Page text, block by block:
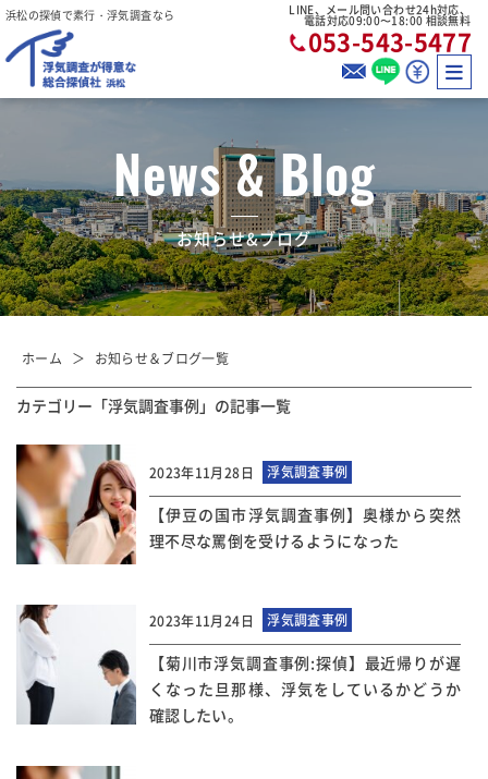
浜松の探偵で素行・浮気調査なら LINE、メール問い合わせ24h対応、
電話対応09:00〜18:00 相談無料
053-543-5477
News & Blog
お知らせ&ブログ
ホーム お知らせ＆ブログ一覧
カテゴリー「浮気調査事例」の記事一覧
2023年11月28日 浮気調査事例
【伊豆の国市浮気調査事例】奥様から突然
理不尽な罵倒を受けるようになった
2023年11月24日 浮気調査事例
【菊川市浮気調査事例:探偵】最近帰りが遅
くなった旦那様、浮気をしているかどうか
確認したい。